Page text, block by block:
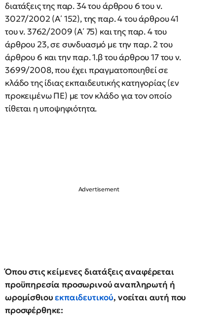
διατάξεις της παρ. 34 του άρθρου 6 του ν.
3027/2002 (Α΄ 152), της παρ. 4 του άρθρου 41
του ν. 3762/2009 (Α΄ 75) και της παρ. 4 του
άρθρου 23, σε συνδυασμό με την παρ. 2 του
άρθρου 6 και την παρ. 1.β του άρθρου 17 του ν.
3699/2008, που έχει πραγματοποιηθεί σε
κλάδο της ίδιας εκπαιδευτικής κατηγορίας (εν
προκειμένω ΠΕ) με τον κλάδο για τον οποίο
τίθεται η υποψηφιότητα.
Όπου στις κείμενες διατάξεις αναφέρεται
προϋπηρεσία προσωρινού αναπληρωτή ή
ωρομίσθιουεκπαιδευτικού, νοείται αυτή που
προσφέρθηκε: